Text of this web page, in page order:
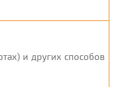
и других способов